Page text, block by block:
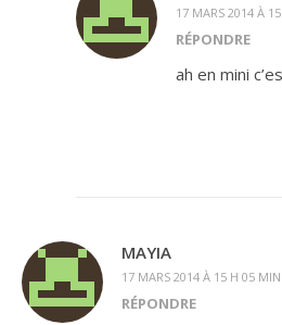
17 MARS 2014 À
RÉPONDRE
ah en mini
MAYIA
17 MARS 2014 À 15 H 05 MIN
RÉPONDRE